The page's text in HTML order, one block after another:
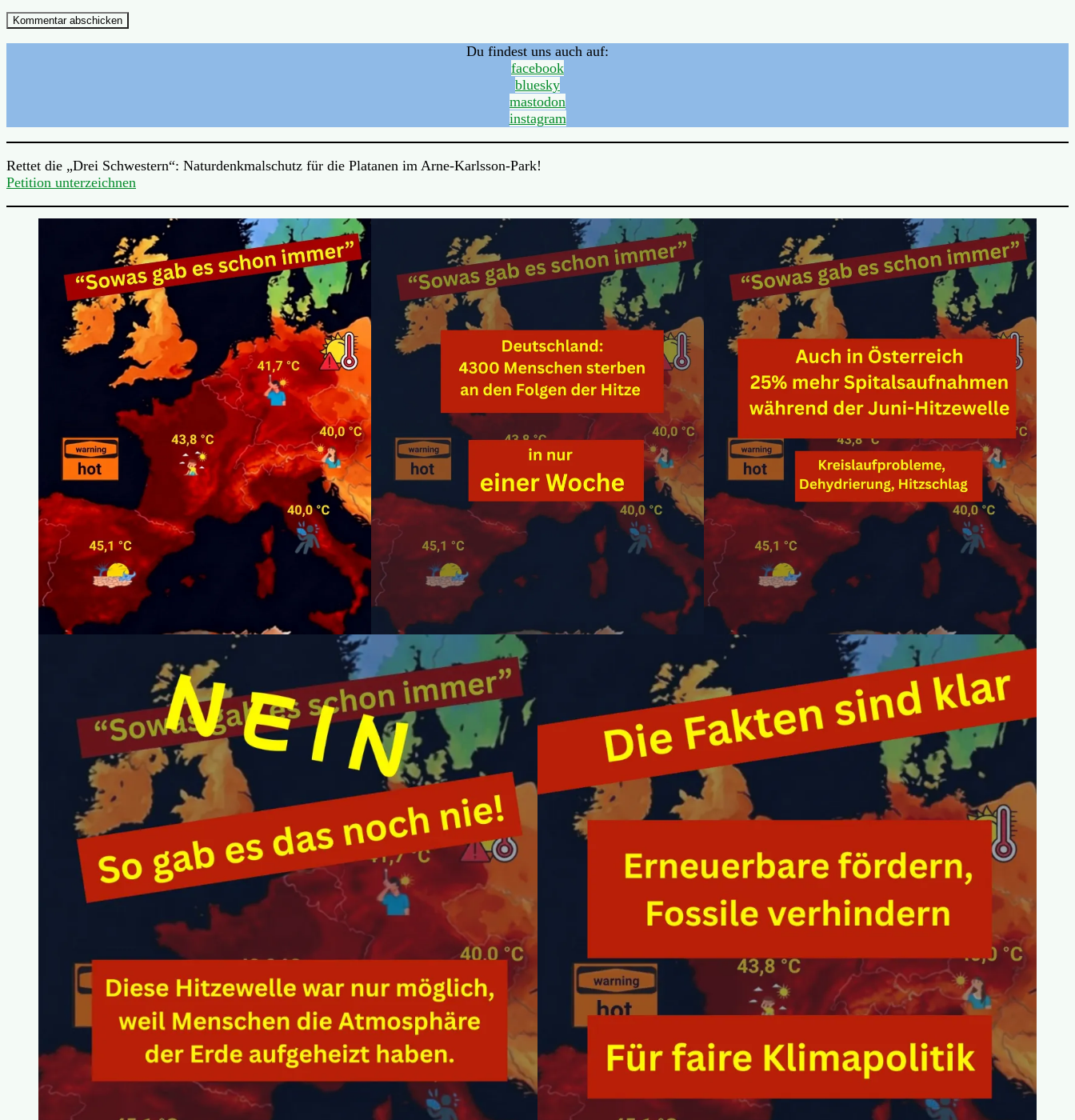
Du findest uns auch auf:
facebook
bluesky
mastodon
instagram
Rettet die „Drei Schwestern“: Naturdenkmalschutz für die Platanen im Arne-Karlsson-Park!
Petition unterzeichnen